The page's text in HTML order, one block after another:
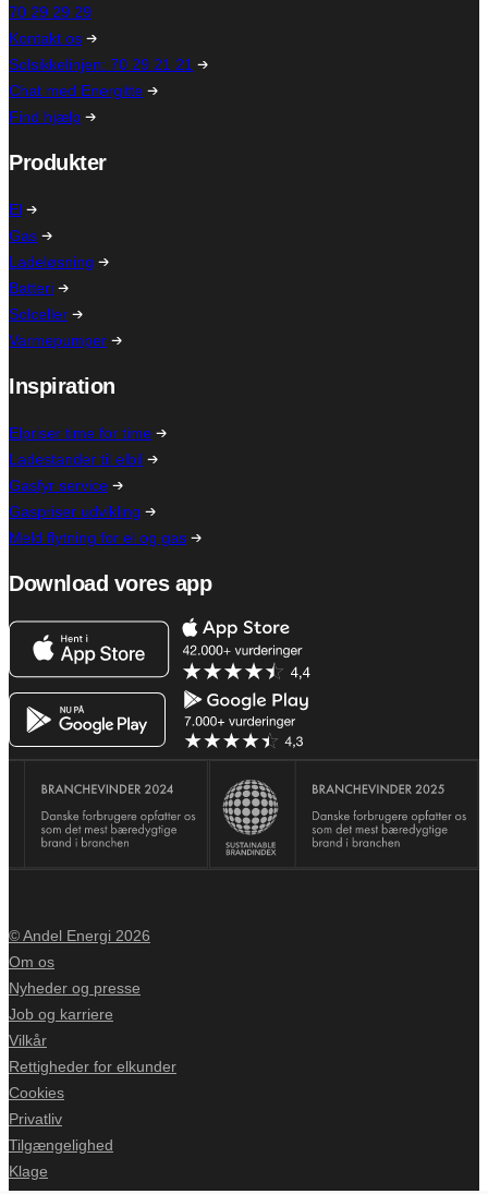
70 29 29 29
Kontakt os
Solsikkelinjen: 70 29 21 21
Chat med Energitte
Find hjælp
Produkter
El
Gas
Ladeløsning
Batteri
Solceller
Varmepumper
Inspiration
Elpriser time for time
Ladestander til elbil
Gasfyr service
Gaspriser udvikling
Meld flytning for el og gas
Download vores app
© Andel Energi 2026
Om os
Nyheder og presse
Job og karriere
Vilkår
Rettigheder for elkunder
Cookies
Privatliv
Tilgængelighed
Klage